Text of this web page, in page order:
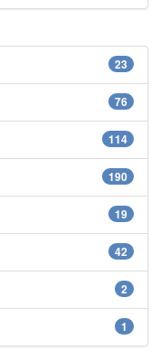
23
76
114
190
19
42
2
1